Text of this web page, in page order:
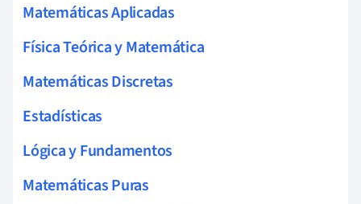
Matemáticas Aplicadas
Física Teórica y Matemática
Matemáticas Discretas
Estadísticas
Lógica y Fundamentos
Matemáticas Puras